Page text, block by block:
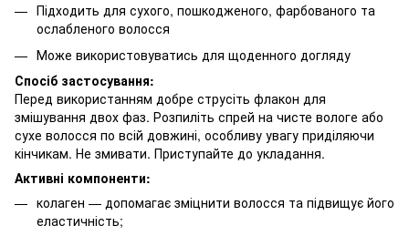
Підходить для сухого, пошкодженого, фарбованого та
ослабленого волосся
Може використовуватись для щоденного догляду
Спосіб застосування:
Перед використанням добре струсіть флакон для
змішування двох фаз. Розпиліть спрей на чисте вологе або
сухе волосся по всій довжині, особливу увагу приділяючи
кінчикам. Не змивати. Приступайте до укладання.
Активні компоненти:
колаген — допомагає зміцнити волосся та підвищує його
еластичність;